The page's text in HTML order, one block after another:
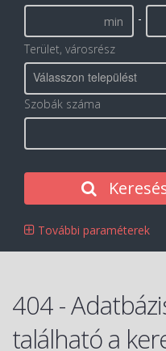
-
Terület, városrész
Válasszon települést
Szobák száma
További paraméterek
404 -
található a